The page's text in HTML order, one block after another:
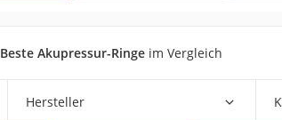
Schildkrötenhaus
Massagegerät
Beste Akupressur-Ringe im Vergleich
Hersteller